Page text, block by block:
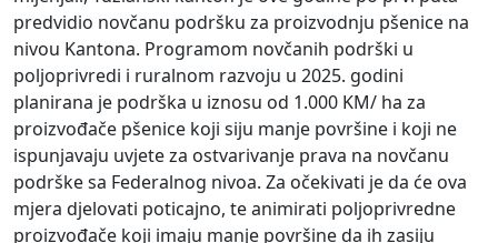
predvidio novčanu podršku za proizvodnju pšenice na
nivou Kantona. Programom novčanih podrški u
poljoprivredi i ruralnom razvoju u 2025. godini
planirana je podrška u iznosu od 1.000 KM/ ha za
proizvođače pšenice koji siju manje površine i koji ne
ispunjavaju uvjete za ostvarivanje prava na novčanu
podrške sa Federalnog nivoa. Za očekivati je da će ova
mjera djelovati poticajno, te animirati poljoprivredne
proizvođače koji imaju manje površine da ih zasiju